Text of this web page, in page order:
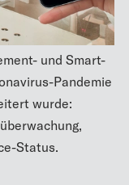
und Smart-
Pandemie
wurde:
Status.